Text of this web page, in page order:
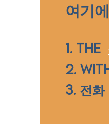
여기
1. THE
2.
3. 전